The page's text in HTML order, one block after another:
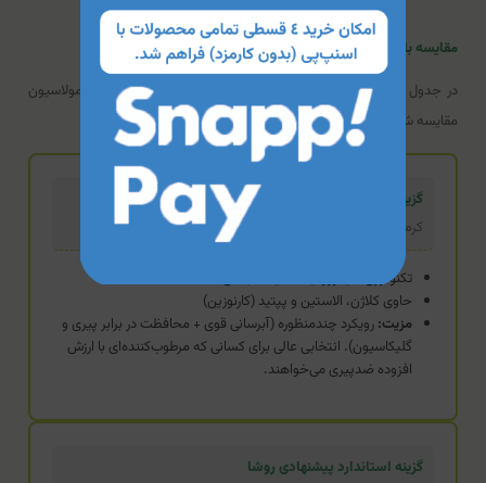
مقایسه با گزینه‌های مشابه
در جدول زیر، کرم کپیسنس با دو محصول رقیب از نظر کاربرد و فرمولاسیون
مقایسه شده است:
گزینه تخصصی (محصول فعلی)
کرم مرطوب کننده پوست خشک و نرمال کپیسنس
تکنولوژی هیالورونیک اسید ۳ بعدی
حاوی کلاژن، الاستین و پپتید (کارنوزین)
مزیت:رویکرد چندمنظوره (آبرسانی قوی + محافظت در برابر پیری و
گلیکاسیون). انتخابی عالی برای کسانی که مرطوب‌کننده‌ای با ارزش
افزوده ضدپیری می‌خواهند.
گزینه استاندارد پیشنهادی روشا